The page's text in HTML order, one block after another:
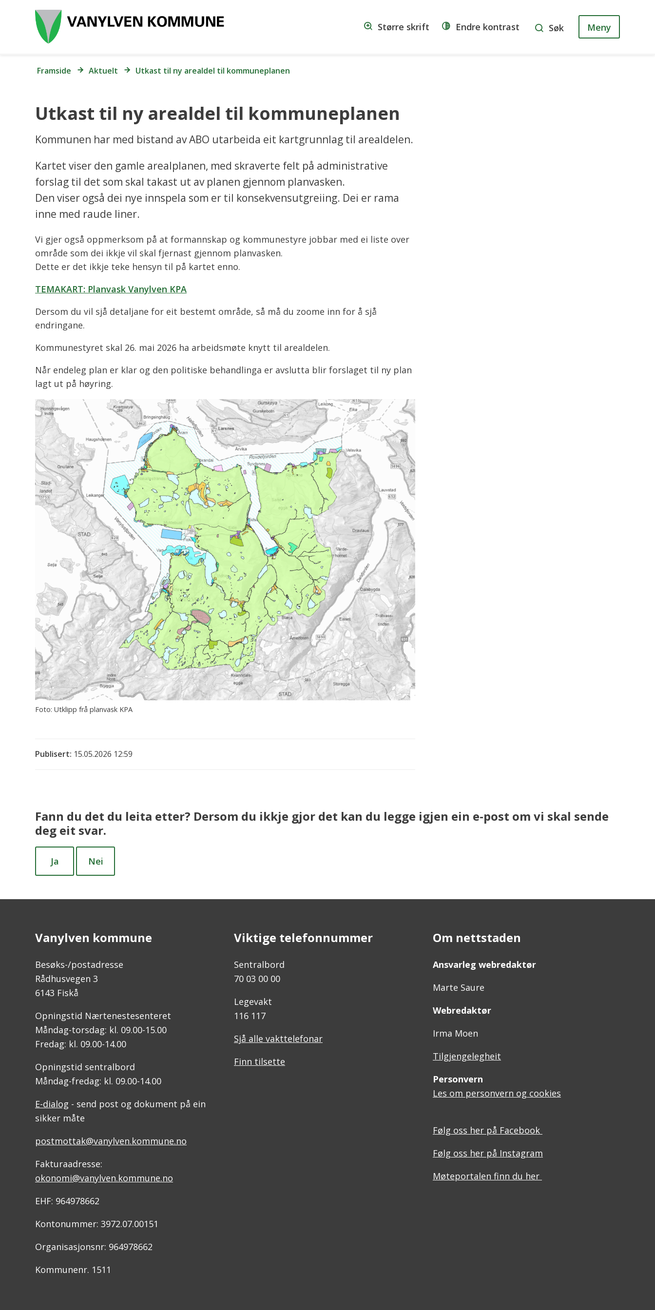
Vanylven
Større skrift Endre kontrast Søk Meny
Du
Framside Aktuelt Utkast til ny arealdel til kommuneplanen
Utkast til ny arealdel til kommuneplanen
Kommunen har med bistand av ABO utarbeida eit kartgrunnlag til arealdelen.
Kartet viser den gamle arealplanen, med skraverte felt på administrative
forslag til det som skal takast ut av planen gjennom planvasken.
Den viser også dei nye innspela som er til konsekvensutgreiing. Dei er rama
inne med raude liner.
Vi gjer også oppmerksom på at formannskap og kommunestyre jobbar med ei liste over
område som dei ikkje vil skal fjernast gjennom planvasken.
Dette er det ikkje teke hensyn til på kartet enno.
TEMAKART: Planvask Vanylven KPA
Dersom du vil sjå detaljane for eit bestemt område, så må du zoome inn for å sjå
endringane.
Kommunestyret skal 26. mai 2026 ha arbeidsmøte knytt til arealdelen.
Når endeleg plan er klar og den politiske behandlinga er avslutta blir forslaget til ny plan
lagt ut på høyring.
Utklipp frå planvask KPA
Publisert 15.05.2026 12:59
Fann du det du leita etter? Dersom du ikkje gjor det kan du legge igjen ein e-post om vi skal sende
deg eit svar.
Ja Nei
Vanylven kommune
Besøks-/postadresse
Rådhusvegen 3
6143 Fiskå
Opningstid Nærtenestesenteret
Måndag-torsdag: kl. 09.00-15.00
Fredag: kl. 09.00-14.00
Opningstid sentralbord
Måndag-fredag: kl. 09.00-14.00
E-dialog - send post og dokument på ein
sikker måte
postmottak@vanylven.kommune.no
Fakturaadresse:
okonomi@vanylven.kommune.no
EHF: 964978662
Kontonummer: 3972.07.00151
Organisasjonsnr: 964978662
Kommunenr. 1511
Viktige telefonnummer
Sentralbord
70 03 00 00
Legevakt
116 117
Sjå alle vakttelefonar
Finn tilsette
Om nettstaden
Ansvarleg webredaktør
Marte Saure
Webredaktør
Irma Moen
Tilgjengelegheit
Personvern
Les om personvern og cookies
Følg oss her på Facebook
Følg oss her på Instagram
Møteportalen finn du her